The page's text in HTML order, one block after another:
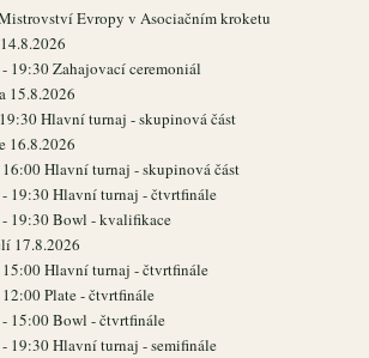
Evropy v Asociačním kroketu
19:30 Zahajovací ceremoniál
15.8.2026
Hlavní turnaj - skupinová část
16.8.2026
Hlavní turnaj - skupinová část
19:30 Hlavní turnaj - čtvrtfinále
19:30 Bowl - kvalifikace
17.8.2026
Hlavní turnaj - čtvrtfinále
Plate - čtvrtfinále
15:00 Bowl - čtvrtfinále
19:30 Hlavní turnaj - semifinále